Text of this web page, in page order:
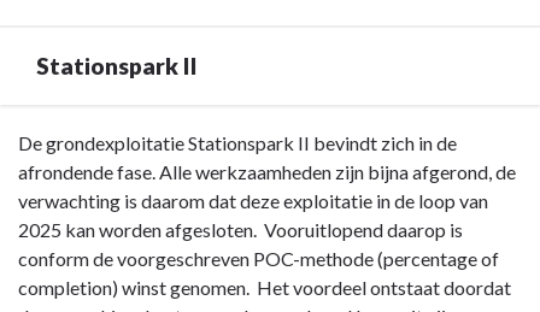
Stationspark II
Terug
naar
navigatie
Paragraaf
Grondbeleid
De grondexploitatie Stationspark II bevindt zich in de
afrondende fase. Alle werkzaamheden zijn bijna afgerond, de
verwachting is daarom dat deze exploitatie in de loop van
2025 kan worden afgesloten. Vooruitlopend daarop is
conform de voorgeschreven POC-methode (percentage of
completion) winst genomen. Het voordeel ontstaat doordat